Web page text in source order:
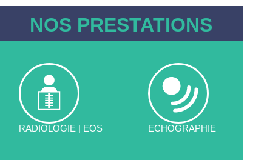
NOS PRESTATIONS
RADIOLOGIE | EOS ECHOGRAPHIE